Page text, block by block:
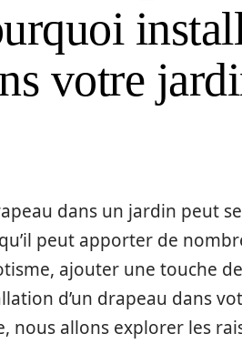
votre
dans un jardin peut
peut apporter de
ajouter une touche
d’un drapeau dans
nous allons explorer les